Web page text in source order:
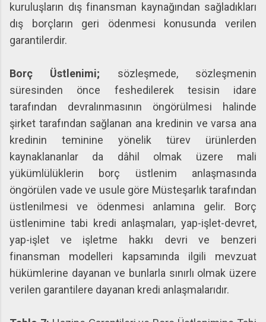
kuruluşların dış finansman kaynağından sağladıkları
dış borçların geri ödenmesi konusunda verilen
garantilerdir.
Borç Üstlenimi; sözleşmede, sözleşmenin
süresinden önce feshedilerek tesisin idare
tarafından devralınmasının öngörülmesi halinde
şirket tarafından sağlanan ana kredinin ve varsa ana
kredinin teminine yönelik türev ürünlerden
kaynaklananlar da dâhil olmak üzere mali
yükümlülüklerin borç üstlenim anlaşmasında
öngörülen vade ve usule göre Müsteşarlık tarafından
üstlenilmesi ve ödenmesi anlamına gelir. Borç
üstlenimine tabi kredi anlaşmaları, yap-işlet-devret,
yap-işlet ve işletme hakkı devri ve benzeri
finansman modelleri kapsamında ilgili mevzuat
hükümlerine dayanan ve bunlarla sınırlı olmak üzere
verilen garantilere dayanan kredi anlaşmalarıdır.